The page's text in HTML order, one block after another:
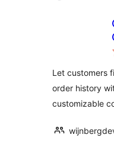
Let customers
order history
customizable